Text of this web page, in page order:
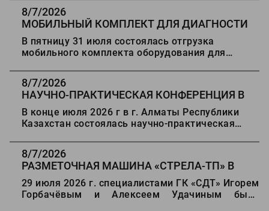
8/7/2026
МОБИЛЬНЫЙ КОМПЛЕКТ ДЛЯ ДИАГНОСТИ
ДОРОГ В СТАВРОПОЛЬ
В пятницу 31 июля состоялась отгрузка
мобильного комплекта оборудования для
Ставрополь.
8/7/2026
НАУЧНО-ПРАКТИЧЕСКАЯ КОНФЕРЕНЦИЯ В
АЛМАТЫ
В конце июля 2026 г в г. Алматы Республики
Казахстан состоялась научно-практическая
автомобильных дорог Казахстана".
8/7/2026
РАЗМЕТОЧНАЯ МАШИНА «СТРЕЛА-ТП» В
ДЕРБЕНТ
29 июля 2026 г. специалистами ГК «СДТ» Игорем
Горбачёвым и Алексеем Удачиным была